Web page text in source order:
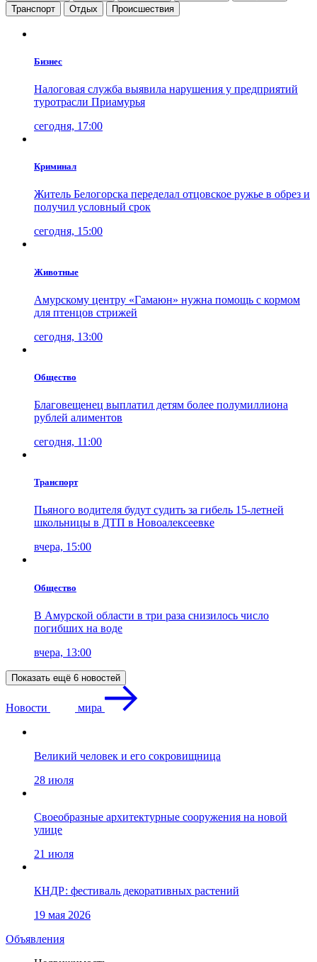
Транспорт
Отдых Проиcшествия
Бизнес
Налоговая служба выявила нарушения у предприятий
туротрасли Приамурья
сегодня, 17:00
Криминал
Житель Белогорска переделал отцовское ружье в обрез и
получил условный срок
сегодня, 15:00
Животные
Амурскому центру «Гамаюн» нужна помощь с кормом
для птенцов стрижей
сегодня, 13:00
Общество
Благовещенец выплатил детям более полумиллиона
рублей алиментов
сегодня, 11:00
Транспорт
Пьяного водителя будут судить за гибель 15-летней
школьницы в ДТП в Новоалексеевке
вчера, 15:00
Общество
В Амурской области в три раза снизилось число
погибших на воде
вчера, 13:00
Показать ещё 6 новостей
Новости мира
Великий человек и его сокровищница
28 июля
Своеобразные архитектурные сооружения на новой
улице
21 июля
КНДР: фестиваль декоративных растений
19 мая 2026
Объявления